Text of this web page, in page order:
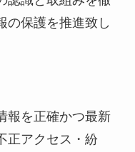
の保護を推進致し
報を正確かつ最新
正アクセス・紛